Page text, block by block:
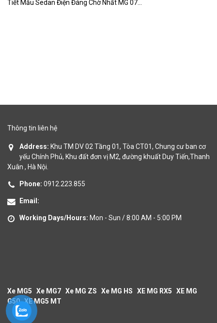
Tiết Mẫu Sedan Điện Đáng Chờ Nhất MG 07...
Thông tin liên hệ
Address: Khu TM DV 02 Tầng 01, Tòa CT01, Chung cư ban cơ
yếu Chính Phủ, Khu đất đơn vị M2, đường khuất Duy Tiến,Thanh
Xuân , Hà Nội.
Phone: 0912.223.855
Email:
Working Days/Hours: Mon - Sun / 8:00 AM - 5:00 PM
Xe MG5 Xe MG7 Xe MG ZS Xe MG HS XE MG RX5
XE MG
G50 XE MG5 MT